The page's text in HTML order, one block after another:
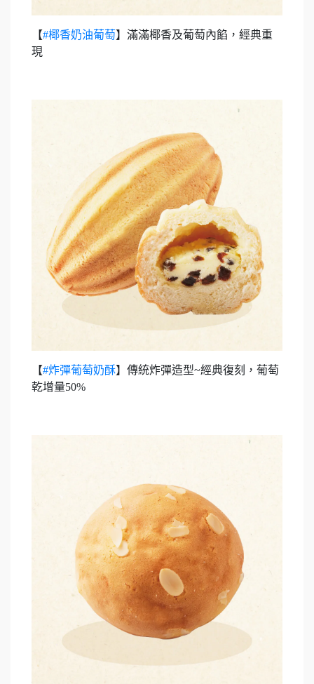
【#椰香奶油葡萄】滿滿椰香及葡萄內餡，經典重
現
【#炸彈葡萄奶酥】傳統炸彈造型~經典復刻，葡萄
乾增量50%